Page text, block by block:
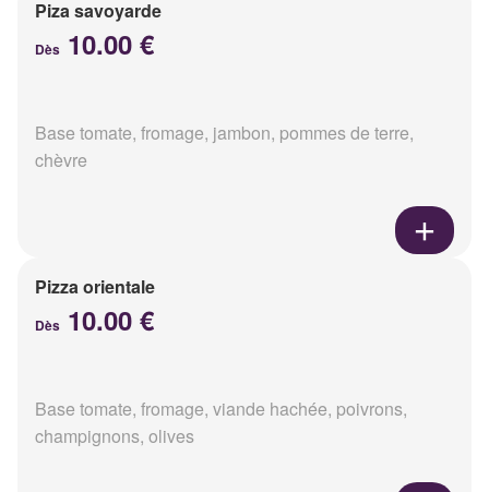
Piza savoyarde
Dès 10.00 €
Base tomate, fromage, jambon, pommes de terre,
chèvre
Pizza orientale
Dès 10.00 €
Base tomate, fromage, viande hachée, poivrons,
champignons, olives